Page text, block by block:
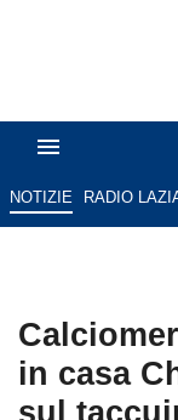
NOTIZIE RADIO
in casa
sul